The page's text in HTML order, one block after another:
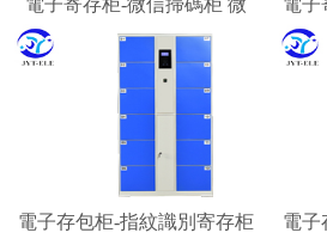
電子寄存柜-微信掃碼柜 微
信聯網寄存柜 微信收費柜
嘉易特電子科技
電子
電子存包柜-指紋識別寄存柜
電子